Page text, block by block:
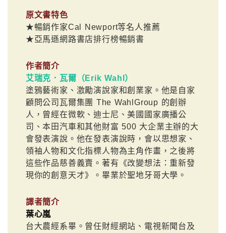
原文書特色
★暢銷作家Cal Newport等名人推薦
★亞馬遜網路書店排行榜暢銷書
作者簡介
艾瑞克．瓦爾（Erik Wahl）
塗鴉藝術家、激勵演說家和創業家。他是自家
顧問公司瓦爾集團 The WahlGroup 的創辦
人，曾經在微軟、迪士尼、美國國家廣播公
司、本田汽車和其他財富 500 大企業主辦的大
會發表演說。他在發表演說時，會以思想家、
領袖人物和文化指標人物為主角作畫，之後將
這些作品慈善義賣。著有《改變想法：重新發
現你的創意天才》。畢業於聖地牙哥大學。
譯者簡介
葉心嵐
台大農經系畢。曾任財經網站、電視新聞台及